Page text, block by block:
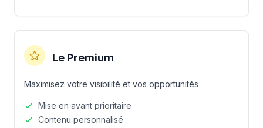
Le Premium
Maximisez votre visibilité et vos opportunités
Mise en avant prioritaire
Contenu personnalisé